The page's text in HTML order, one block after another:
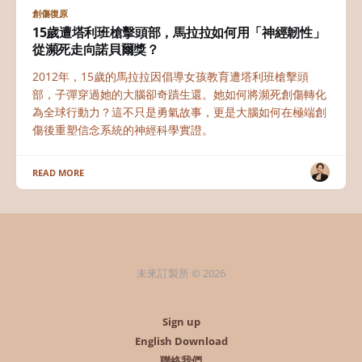
創傷復原
15歲遭塔利班槍擊頭部，馬拉拉如何用「神經韌性」
從瀕死走向諾貝爾獎？
2012年，15歲的馬拉拉因倡導女孩教育遭塔利班槍擊頭
部，子彈穿過她的大腦卻奇蹟生還。她如何將瀕死創傷轉化
為全球行動力？這不只是勇氣故事，更是大腦如何在極端創
傷後重塑信念系統的神經科學實證。
READ MORE
未來訂製所 © 2026
Sign up
English Download